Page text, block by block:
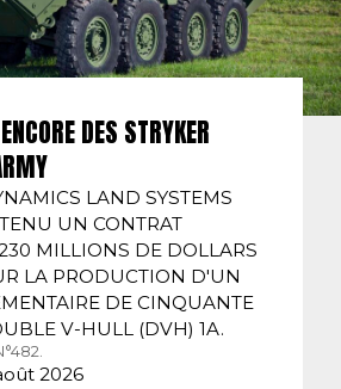
ENCORE DES STRYKER
LAND SYSTEMS
UN CONTRAT
MILLIONS DE DOLLARS
LA PRODUCTION D'UN
DE CINQUANTE
V-HULL (DVH) 1A.
2026